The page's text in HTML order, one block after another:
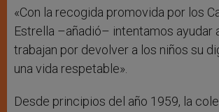
«Con la recogida promovida por los
Estrella –añadió– intentamos ayudar
trabajan por devolver a los niños su
una vida respetable».
Desde principios del año 1959, la